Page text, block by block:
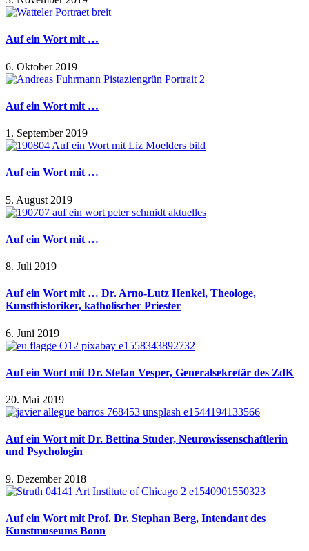
Auf ein Wort mit …
6. Oktober 2019
Auf ein Wort mit …
1. September 2019
Auf ein Wort mit …
5. August 2019
Auf ein Wort mit …
8. Juli 2019
Auf ein Wort mit … Dr. Arno-Lutz Henkel, Theologe,
Kunsthistoriker, katholischer Priester
6. Juni 2019
Auf ein Wort mit Dr. Stefan Vesper, Generalsekretär des ZdK
20. Mai 2019
Auf ein Wort mit Dr. Bettina Studer, Neurowissenschaftlerin
und Psychologin
9. Dezember 2018
Auf ein Wort mit Prof. Dr. Stephan Berg, Intendant des
Kunstmuseums Bonn